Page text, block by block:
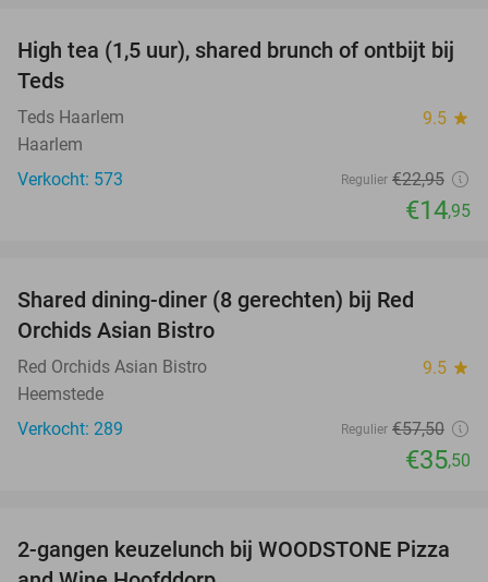
35%
High tea (1,5 uur), shared brunch of ontbijt bij
Teds
Teds Haarlem 9.5 star
Haarlem
Verkocht: 573
Regulier €22,95
€14,95
Shared dining-diner (8 gerechten) bij Red
Orchids Asian Bistro
Red Orchids Asian Bistro 9.5 star
Heemstede
Verkocht: 289
Regulier €57,50
€35,50
40%
2-gangen keuzelunch bij WOODSTONE Pizza